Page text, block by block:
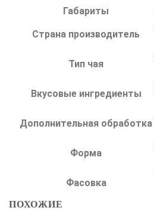
Габариты
Страна производитель
Тип чая
Вкусовые ингредиенты
Дополнительная обработка
Форма
Фасовка
ПОХОЖИЕ